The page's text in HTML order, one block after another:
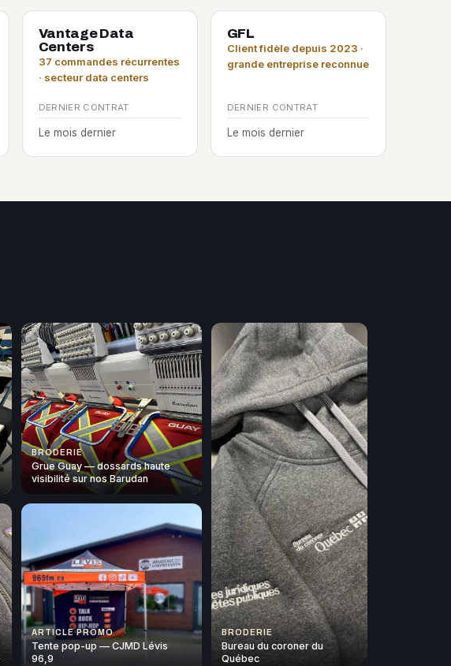
Vantage Data
Centers
37 commandes récurrentes
· secteur data centers
DERNIER CONTRAT
Le mois dernier
GFL
Client fidèle depuis 2023 ·
grande entreprise reconnue
DERNIER CONTRAT
Le mois dernier
BRODERIE
Grue Guay — dossards haute
visibilité sur nos Barudan
BRODERIE
Bureau du coroner du
Québec
ARTICLE PROMO
Tente pop-up — CJMD Lévis
96,9